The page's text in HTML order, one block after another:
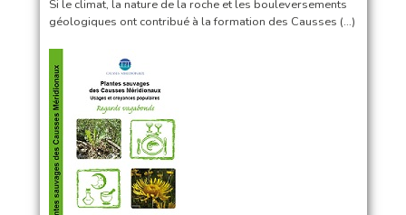
Si le climat, la nature de la roche et les bouleversements
géologiques ont contribué à la formation des Causses (…)